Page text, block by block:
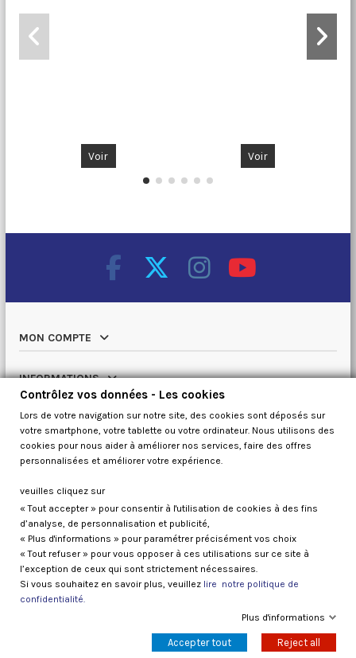
Voir Voir
MON COMPTE
INFORMATIONS
NOTRE CATALOGUE
QUI SOMMES NOUS
Contrôlez vos données
Galaxy kayaks France 2026
Contrôlez vos données - Les cookies
Lors de votre navigation sur notre site, des cookies sont déposés sur
votre smartphone, votre tablette ou votre ordinateur. Nous utilisons des
cookies pour nous aider à améliorer nos services, faire des offres
personnalisées et améliorer votre expérience.
veuilles cliquez sur
« Tout accepter » pour consentir à l'utilisation de cookies à des fins
d’analyse, de personnalisation et publicité,
« Plus d'informations » pour paramétrer précisément vos choix
« Tout refuser » pour vous opposer à ces utilisations sur ce site à
l’exception de ceux qui sont strictement nécessaires.
Si vous souhaitez en savoir plus, veuillez lire notre politique de
confidentialité.
Plus d'informations
Accepter tout Reject all